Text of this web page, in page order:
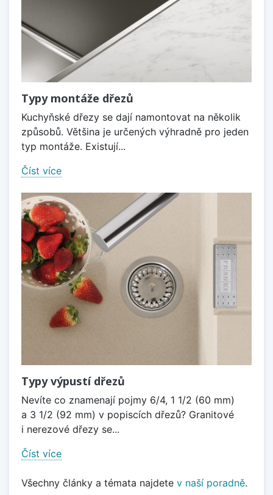
Typy montáže dřezů
Kuchyňské dřezy se dají namontovat na několik
způsobů. Většina je určených výhradně pro jeden
typ montáže. Existují...
Číst více
Typy výpustí dřezů
Nevíte co znamenají pojmy 6/4, 1 1/2 (60 mm)
a 3 1/2 (92 mm) v popiscích dřezů? Granitové
i nerezové dřezy se...
Číst více
Všechny články a témata najdete v naší poradně.